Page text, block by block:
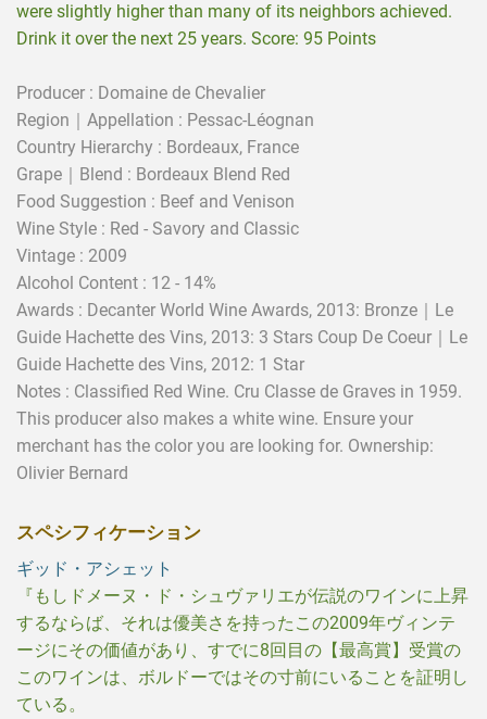
were slightly higher than many of its neighbors achieved.
Drink it over the next 25 years. Score: 95 Points
Producer : Domaine de Chevalier
Region｜Appellation : Pessac-Léognan
Country Hierarchy : Bordeaux, France
Grape｜Blend : Bordeaux Blend Red
Food Suggestion : Beef and Venison
Wine Style : Red - Savory and Classic
Vintage : 2009
Alcohol Content : 12 - 14%
Awards : Decanter World Wine Awards, 2013: Bronze｜ Le
Guide Hachette des Vins, 2013: 3 Stars Coup De Coeur｜ Le
Guide Hachette des Vins, 2012: 1 Star
Notes : Classified Red Wine. Cru Classe de Graves in 1959.
This producer also makes a white wine. Ensure your
merchant has the color you are looking for. Ownership:
Olivier Bernard
スペシフィケーション
ギッド・アシェット
『もしドメーヌ・ド・シュヴァリエが伝説のワインに上昇
するならば、それは優美さを持ったこの2009年ヴィンテ
ージにその価値があり、すでに8回目の【最高賞】受賞の
このワインは、ボルドーではその寸前にいることを証明し
ている。